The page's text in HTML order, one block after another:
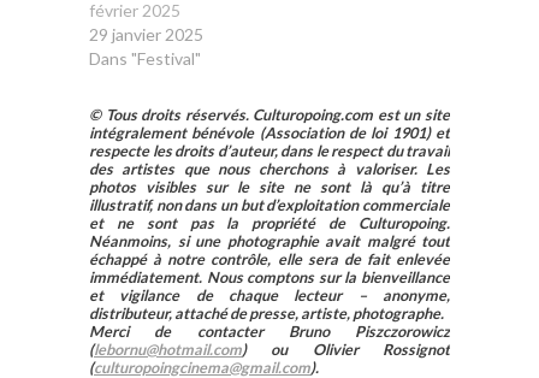
février 2025
29 janvier 2025
Dans "Festival"
© Tous droits réservés. Culturopoing.com est un site
intégralement bénévole (Association de loi 1901) et
respecte les droits d’auteur, dans le respect du travail
des artistes que nous cherchons à valoriser. Les
photos visibles sur le site ne sont là qu’à titre
illustratif, non dans un but d’exploitation commerciale
et ne sont pas la propriété de Culturopoing.
Néanmoins, si une photographie avait malgré tout
échappé à notre contrôle, elle sera de fait enlevée
immédiatement. Nous comptons sur la bienveillance
et vigilance de chaque lecteur – anonyme,
distributeur, attaché de presse, artiste, photographe.
Merci de contacter Bruno Piszczorowicz
(lebornu@hotmail.com) ou Olivier Rossignot
(culturopoingcinema@gmail.com).